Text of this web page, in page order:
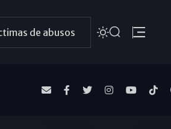
de abusos